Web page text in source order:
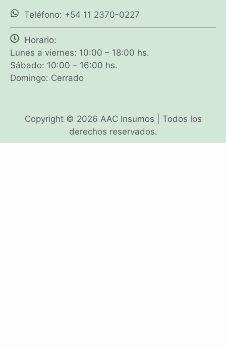
Teléfono: +54 11 2370-0227
Horario:
Lunes a viernes: 10:00 – 18:00 hs.
Sábado: 10:00 – 16:00 hs.
Domingo: Cerrado
Copyright © 2026 AAC Insumos | Todos los
derechos reservados.